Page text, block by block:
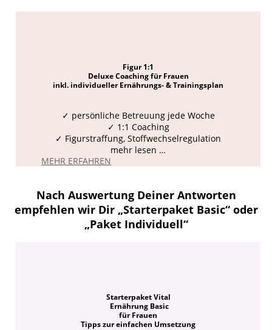
Figur 1:1
Deluxe Coaching für Frauen
inkl. individueller Ernährungs- & Trainingsplan
✓ persönliche Betreuung jede Woche
✓ 1:1 Coaching
✓ Figurstraffung, Stoffwechselregulation
mehr lesen …
MEHR ERFAHREN
Nach Auswertung Deiner Antworten
empfehlen wir Dir „Starterpaket Basic“ oder
„Paket Individuell“
Starterpaket Vital
Ernährung Basic
für Frauen
Tipps zur einfachen Umsetzung